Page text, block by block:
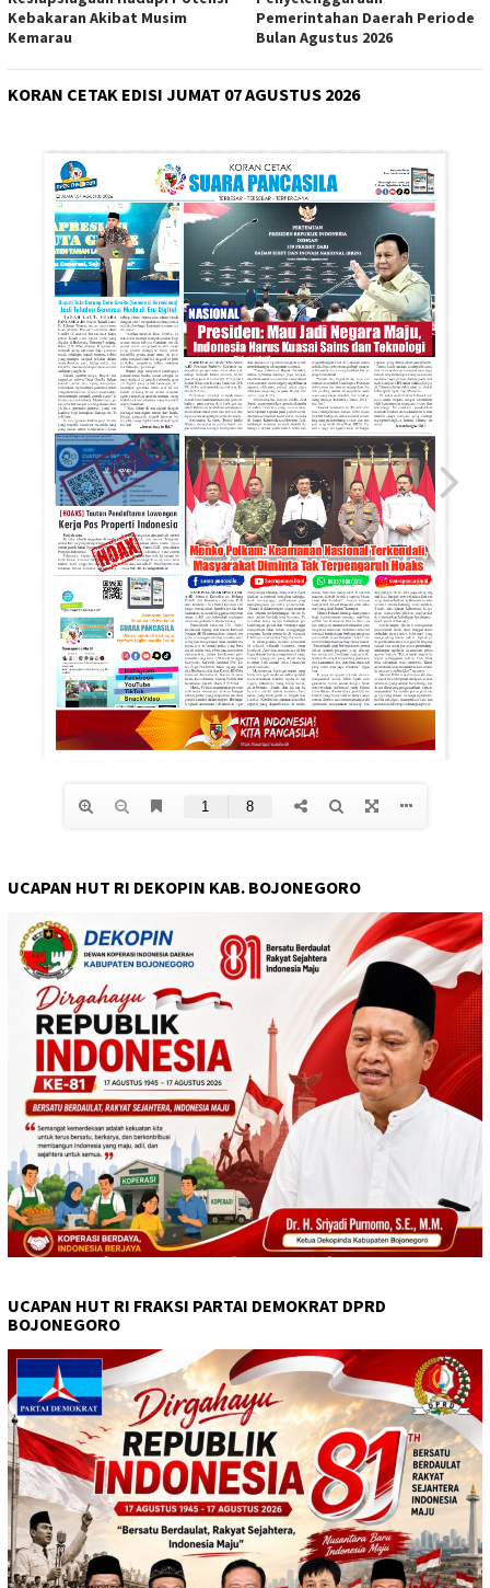
Kebakaran Akibat Musim
Kemarau
Pemerintahan Daerah Periode
Bulan Agustus 2026
KORAN CETAK EDISI JUMAT 07 AGUSTUS 2026
UCAPAN HUT RI DEKOPIN KAB. BOJONEGORO
UCAPAN HUT RI FRAKSI PARTAI DEMOKRAT DPRD
BOJONEGORO